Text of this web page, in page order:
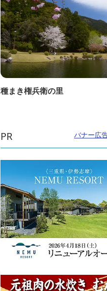
種まき権兵衛の里
PR バナー広